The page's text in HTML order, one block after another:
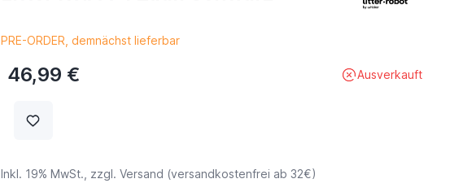
PRE-ORDER, demnächst lieferbar
46,99 € Ausverkauft
Inkl. 19% MwSt., zzgl. Versand (versandkostenfrei ab 32€)